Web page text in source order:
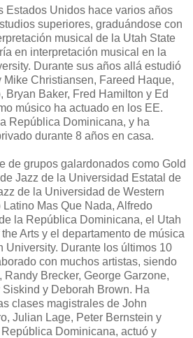
Estados Unidos hace varios años
superiores, graduándose con
musical de la Utah State
en interpretación musical en la
Durante sus años allá estudió
Christiansen, Fareed Haque,
Bryan Baker, Fred Hamilton y Ed
músico ha actuado en los EE.
República Dominicana, y ha
durante 8 años en casa.
de grupos galardonados como Gold
Jazz de la Universidad Estatal de
de la Universidad de Western
Mas Que Nada, Alfredo
la República Dominicana, el Utah
Arts y el departamento de música
University. Durante los últimos 10
con muchos artistas, siendo
Brecker, George Garzone,
y Deborah Brown. Ha
clases magistrales de John
Julian Lage, Peter Bernstein y
Dominicana, actuó y